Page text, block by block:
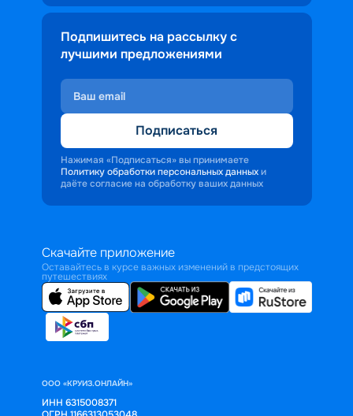
Подпишитесь на рассылку с
лучшими предложениями
Подписаться
Нажимая «Подписаться» вы принимаете
Политику обработки персональных данных и
даёте согласие на обработку ваших данных
Скачайте приложение
Оставайтесь в курсе важных изменений в предстоящих
путешествиях
ООО «КРУИЗ.ОНЛАЙН»
ИНН 6315008371